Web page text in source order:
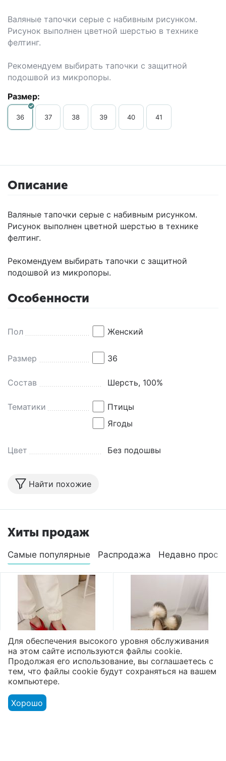
Валяные тапочки серые с набивным рисунком.
Рисунок выполнен цветной шерстью в технике
фелтинг.
Рекомендуем выбирать тапочки с защитной
подошвой из микропоры.
Размер:
36 37 38 39 40 41
Описание
Валяные тапочки серые с набивным рисунком.
Рисунок выполнен цветной шерстью в технике
фелтинг.
Рекомендуем выбирать тапочки с защитной
подошвой из микропоры.
Особенности
Пол Женский
Размер 36
Состав Шерсть, 100%
Тематики
Птицы
Ягоды
Цвет Без подошвы
Найти похожие
Хиты продаж
Самые популярные Распродажа Недавно
Валяные тапочки
высокие микропора
"Помпон"
Для обеспечения высокого уровня обслуживания
на этом сайте используются файлы cookie.
Продолжая его использование, вы соглашаетесь с
тем, что файлы cookie будут сохраняться на вашем
компьютере.
Хорошо